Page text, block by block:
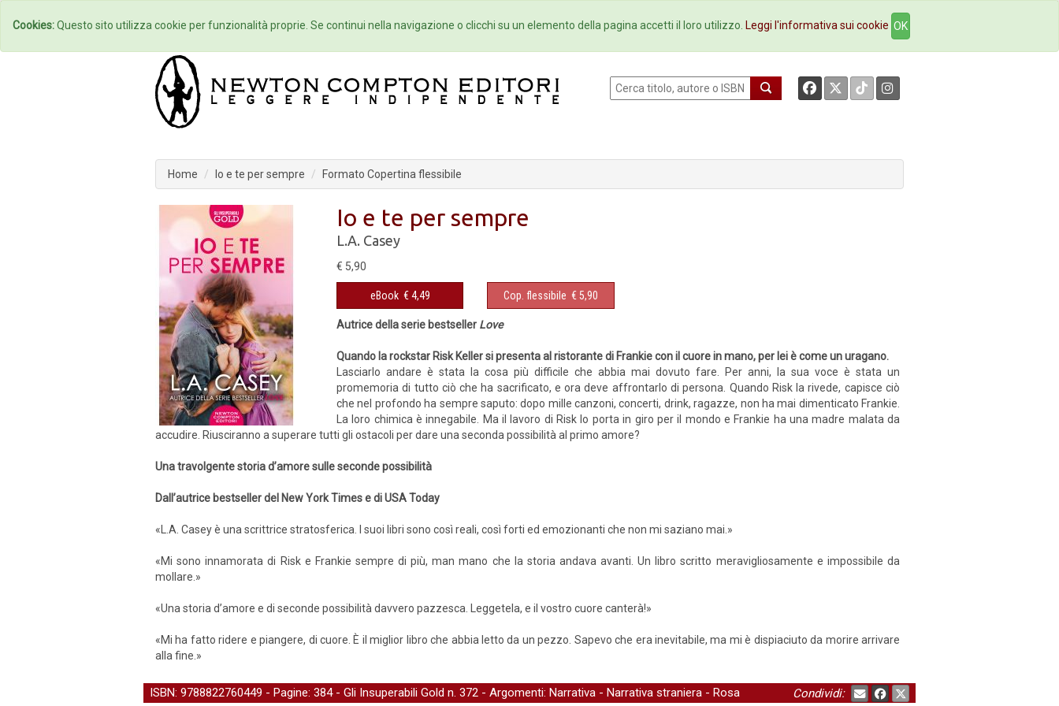
Home Autori Eventi Collane Newsletter Ebookstore Contatti
Home Io e te per sempre Formato Copertina flessibile
Io e te per sempre
L.A. Casey
€ 5,90
eBook € 4,49 Cop. flessibile € 5,90
Autrice della serie bestseller Love
Quando la rockstar Risk Keller si presenta al ristorante di Frankie con il cuore in mano, per lei è come un uragano.
Lasciarlo andare è stata la cosa più difficile che abbia mai dovuto fare. Per anni, la sua voce è stata un
promemoria di tutto ciò che ha sacrificato, e ora deve affrontarlo di persona. Quando Risk la rivede, capisce ciò
che nel profondo ha sempre saputo: dopo mille canzoni, concerti, drink, ragazze, non ha mai dimenticato Frankie.
La loro chimica è innegabile. Ma il lavoro di Risk lo porta in giro per il mondo e Frankie ha una madre malata da
accudire. Riusciranno a superare tutti gli ostacoli per dare una seconda possibilità al primo amore?
Una travolgente storia d’amore sulle seconde possibilità
Dall’autrice bestseller del New York Times e di USA Today
«L.A. Casey è una scrittrice stratosferica. I suoi libri sono così reali, così forti ed emozionanti che non mi saziano mai.»
«Mi sono innamorata di Risk e Frankie sempre di più, man mano che la storia andava avanti. Un libro scritto meravigliosamente e impossibile da
mollare.»
«Una storia d’amore e di seconde possibilità davvero pazzesca. Leggetela, e il vostro cuore canterà!»
«Mi ha fatto ridere e piangere, di cuore. È il miglior libro che abbia letto da un pezzo. Sapevo che era inevitabile, ma mi è dispiaciuto da morire arrivare
alla fine.»
ISBN: 9788822760449 - Pagine: 384 - Gli Insuperabili Gold n. 372 - Argomenti: Narrativa - Narrativa straniera - Rosa Condividi:
Cookies:Questo sito utilizza cookie per funzionalità proprie. Se continui nella navigazione o clicchi su un elemento della pagina accetti il loro utilizzo. Leggi l'informativa sui cookie OK